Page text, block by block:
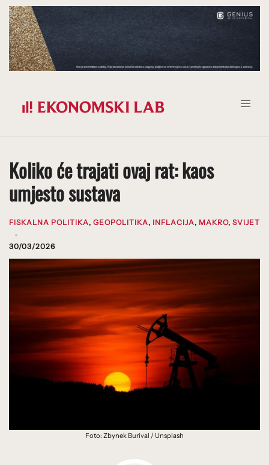
Prijeđi
na
sadržaj
Koliko će trajati ovaj rat: kaos
umjesto sustava
FISKALNA POLITIKA, GEOPOLITIKA, INFLACIJA, MAKRO, SVIJET
30/03/2026
Foto: Zbynek Burival / Unsplash